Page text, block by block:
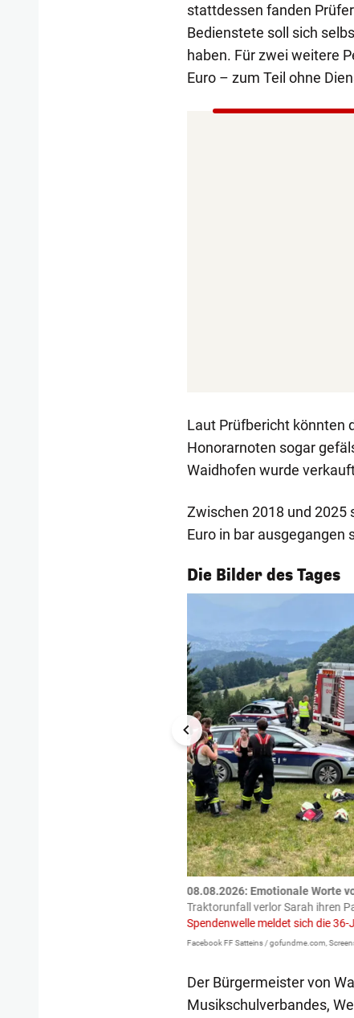
stattdessen fanden
Bedienstete soll sich
haben. Für zwei weitere
Euro – zum Teil ohne
Laut Prüfbericht könnten
Honorarnoten sogar
Waidhofen wurde
Zwischen 2018 und 2025
Euro in bar ausgegangen
Die Bilder des Tages
1/56
08.08.2026: Emotionale Worte
Traktorunfall verlor Sarah ihren
Spendenwelle meldet sich die 36-
Facebook FF Satteins / gofundme.com,
Der Bürgermeister von
Musikschulverbandes,